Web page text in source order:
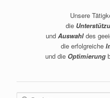
Unsere
die
und Auswahl des
die erfolgreiche
und die Optimierung